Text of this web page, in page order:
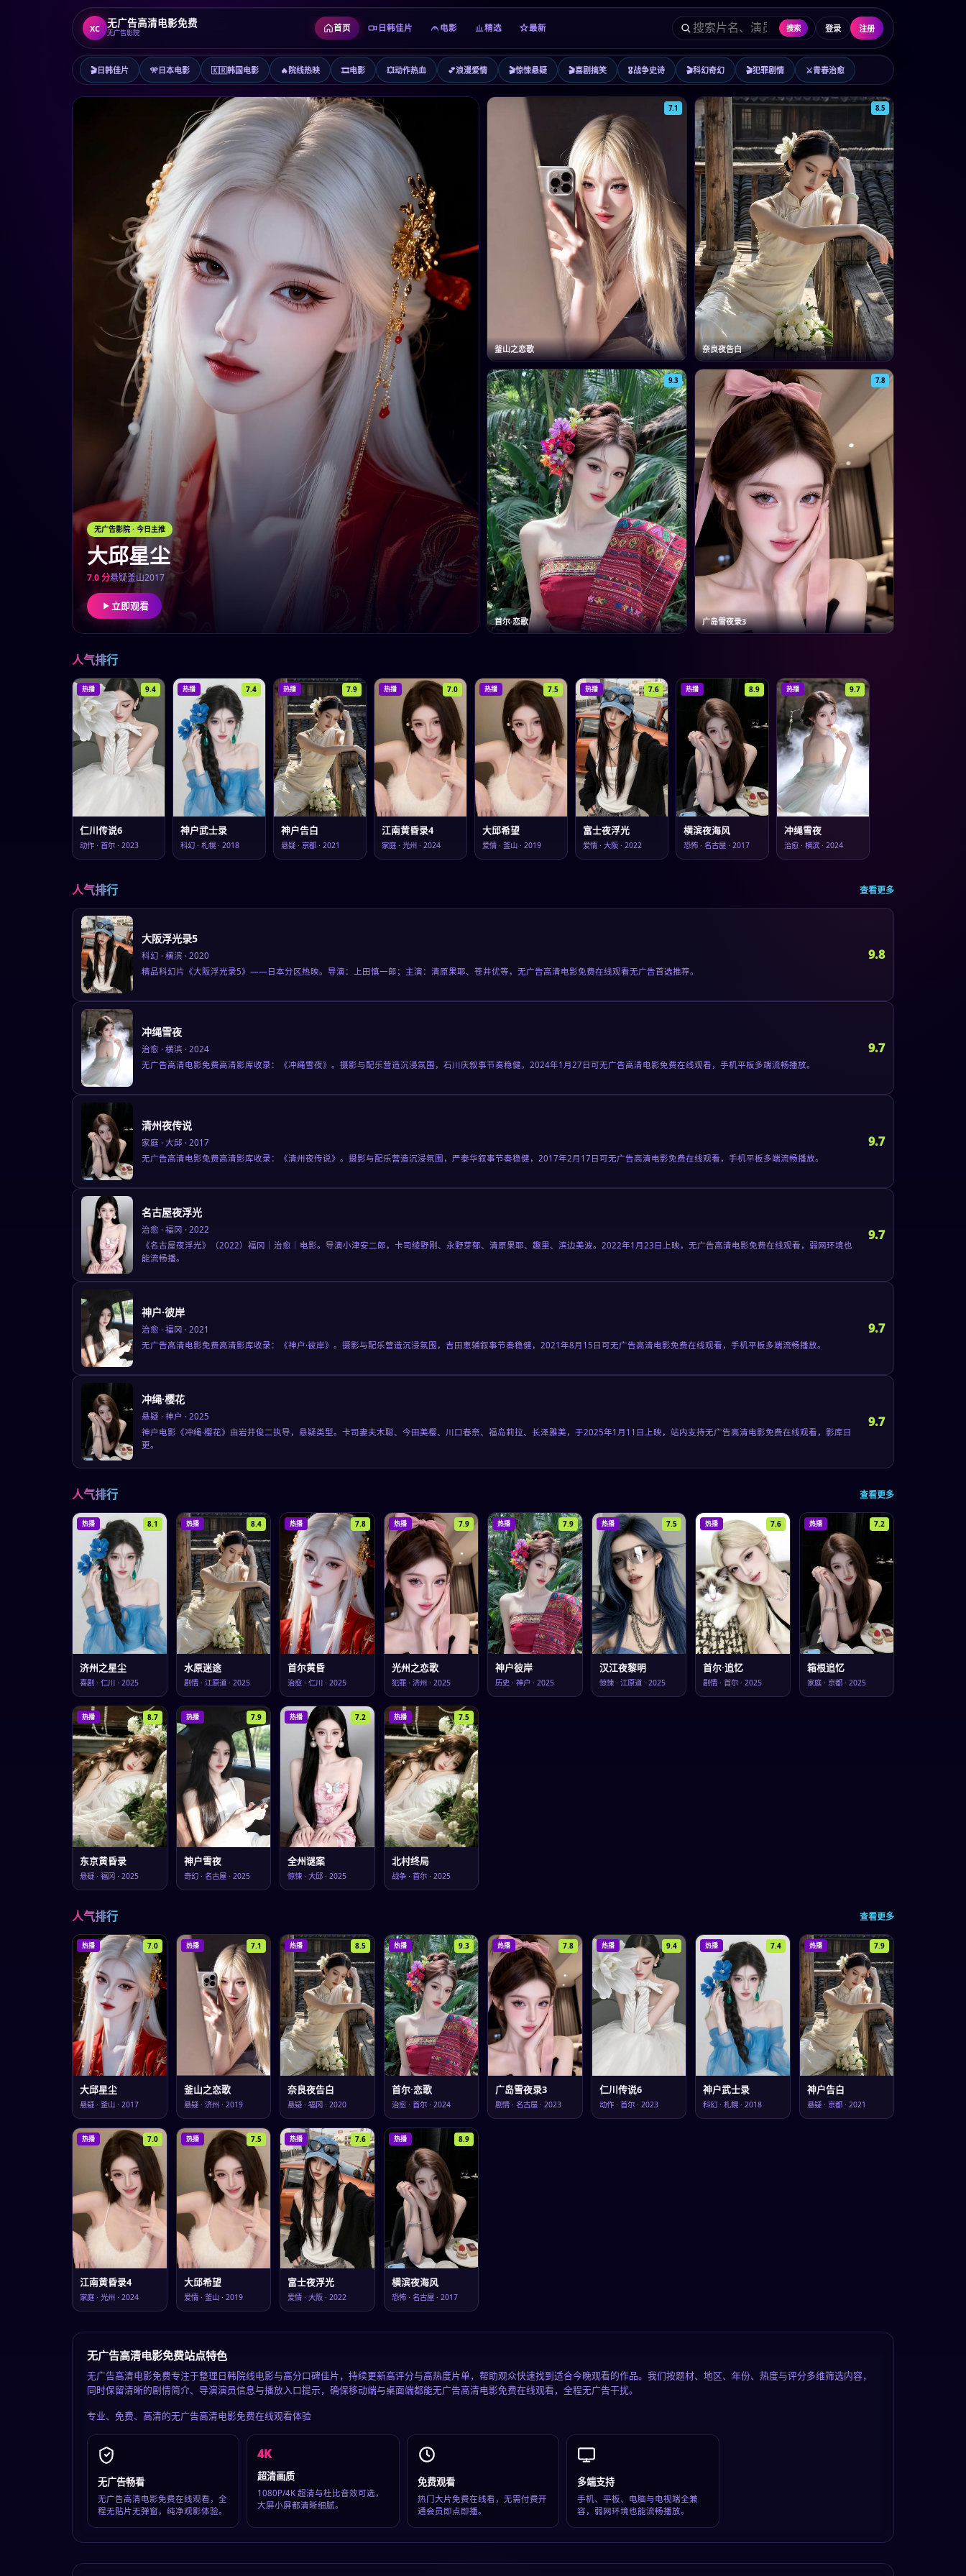
XC 无广告高清电影免费
无广告影院 首页 日韩佳片 电影 精选 最新 搜索 登录 注册
🎬日韩佳片 🎌日本电影 🇰🇷韩国电影 🔥院线热映 🎞️电影 💥动作热血 💕浪漫爱情 🎬惊悚悬疑 🎬喜剧搞笑 🎖️战争史诗 🎬科幻奇幻 🎬犯罪剧情 ⚔️青春治愈
无广告影院 · 今日主推
大邱星尘
7.0分悬疑釜山2017
立即观看
7.1
釜山之恋歌
8.5
奈良夜告白
9.3
首尔·恋歌
7.8
广岛雪夜录3
人气排行
热播 9.4
仁川传说6
动作 · 首尔 · 2023
热播 7.4
神户武士录
科幻 · 札幌 · 2018
热播 7.9
神户告白
悬疑 · 京都 · 2021
热播 7.0
江南黄昏录4
家庭 · 光州 · 2024
热播 7.5
大邱希望
爱情 · 釜山 · 2019
热播 7.6
富士夜浮光
爱情 · 大阪 · 2022
热播 8.9
横滨夜海风
恐怖 · 名古屋 · 2017
热播 9.7
冲绳雪夜
治愈 · 横滨 · 2024
人气排行 查看更多
大阪浮光录5
科幻 · 横滨 · 2020
精品科幻片《大阪浮光录5》——日本分区热映。导演：上田慎一郎；主演：清原果耶、苍井优等，无广告高清电影免费在线观看无广告首选推荐。
9.8
冲绳雪夜
治愈 · 横滨 · 2024
无广告高清电影免费高清影库收录：《冲绳雪夜》。摄影与配乐营造沉浸氛围，石川庆叙事节奏稳健，2024年1月27日可无广告高清电影免费在线观看，手机平板多端流畅播放。
9.7
清州夜传说
家庭 · 大邱 · 2017
无广告高清电影免费高清影库收录：《清州夜传说》。摄影与配乐营造沉浸氛围，严泰华叙事节奏稳健，2017年2月17日可无广告高清电影免费在线观看，手机平板多端流畅播放。
9.7
名古屋夜浮光
治愈 · 福冈 · 2022
《名古屋夜浮光》（2022）福冈｜治愈｜电影。导演小津安二郎，卡司绫野刚、永野芽郁、清原果耶、趣里、滨边美波。2022年1月23日上映，无广告高清电影免费在线观看，弱网环境也
能流畅播。
9.7
神户·彼岸
治愈 · 福冈 · 2021
无广告高清电影免费高清影库收录：《神户·彼岸》。摄影与配乐营造沉浸氛围，吉田恵辅叙事节奏稳健，2021年8月15日可无广告高清电影免费在线观看，手机平板多端流畅播放。
9.7
冲绳·樱花
悬疑 · 神户 · 2025
神户电影《冲绳·樱花》由岩井俊二执导，悬疑类型。卡司妻夫木聪、今田美樱、川口春奈、福岛莉拉、长泽雅美，于2025年1月11日上映，站内支持无广告高清电影免费在线观看，影库日
更。
9.7
人气排行 查看更多
热播 8.1
济州之星尘
喜剧 · 仁川 · 2025
热播 8.4
水原迷途
剧情· 江原道· 2025
热播 7.8
首尔黄昏
治愈 · 仁川 · 2025
热播 7.9
光州之恋歌
犯罪· 济州· 2025
热播 7.9
神户彼岸
历史 · 神户 · 2025
热播 7.5
汉江夜黎明
惊悚· 江原道· 2025
热播 7.6
首尔·追忆
剧情 · 首尔 · 2025
热播 7.2
箱根追忆
家庭· 京都· 2025
热播 8.7
东京黄昏录
悬疑 · 福冈 · 2025
热播 7.9
神户雪夜
奇幻· 名古屋· 2025
热播 7.2
全州谜案
惊悚 · 大邱 · 2025
热播 7.5
北村终局
战争· 首尔· 2025
人气排行 查看更多
热播 7.0
大邱星尘
悬疑 · 釜山 · 2017
热播 7.1
釜山之恋歌
悬疑· 济州· 2019
热播 8.5
奈良夜告白
悬疑 · 福冈 · 2020
热播 9.3
首尔·恋歌
治愈· 首尔· 2024
热播 7.8
广岛雪夜录3
剧情 · 名古屋 · 2023
热播 9.4
仁川传说6
动作· 首尔· 2023
热播 7.4
神户武士录
科幻 · 札幌 · 2018
热播 7.9
神户告白
悬疑· 京都· 2021
热播 7.0
江南黄昏录4
家庭 · 光州 · 2024
热播 7.5
大邱希望
爱情· 釜山· 2019
热播 7.6
富士夜浮光
爱情 · 大阪 · 2022
热播 8.9
横滨夜海风
恐怖· 名古屋· 2017
无广告高清电影免费站点特色
无广告高清电影免费专注于整理日韩院线电影与高分口碑佳片，持续更新高评分与高热度片单，帮助观众快速找到适合今晚观看的作品。我们按题材、地区、年份、热度与评分多维筛选内容，
同时保留清晰的剧情简介、导演演员信息与播放入口提示，确保移动端与桌面端都能无广告高清电影免费在线观看，全程无广告干扰。
专业、免费、高清的无广告高清电影免费在线观看体验
无广告畅看
无广告高清电影免费在线观看，全
程无贴片无弹窗，纯净观影体验。
4K
超清画质
1080P/4K 超清与杜比音效可选，
大屏小屏都清晰细腻。
免费观看
热门大片免费在线看，无需付费开
通会员即点即播。
多端支持
手机、平板、电脑与电视端全兼
容，弱网环境也能流畅播放。